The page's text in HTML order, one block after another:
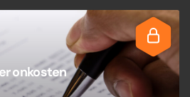
onkosten